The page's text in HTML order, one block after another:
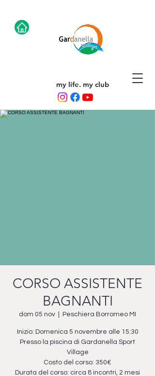
my life. my club
CORSO ASSISTENTE
BAGNANTI
dom 05 nov Peschiera Borromeo MI
Inizio: Domenica 5 novembre alle 15:30
Presso la piscina di Gardanella Sport
Village
Costo del corso: 350€
Durata del corso: circa 8 incontri, 2 mesi